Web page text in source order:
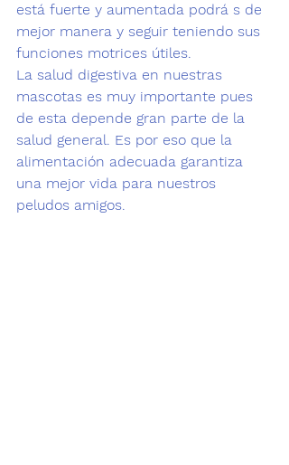
está fuerte y aumentada podrá s de
mejor manera y seguir teniendo sus
funciones motrices útiles.
La salud digestiva en nuestras
mascotas es muy importante pues
de esta depende gran parte de la
salud general. Es por eso que la
alimentación adecuada garantiza
una mejor vida para nuestros
peludos amigos.